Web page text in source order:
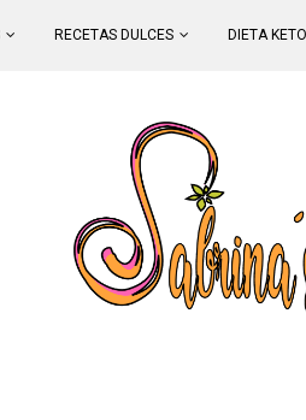
RECETAS DULCES DIETA KETO